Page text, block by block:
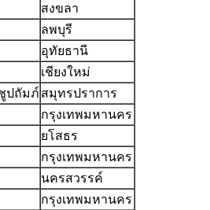
สงขลา
ลพบุรี
อุทัยธานี
เชียงใหม่
ปถัมภ์ สมุทรปราการ
กรุงเทพมหานคร
ยโสธร
กรุงเทพมหานคร
นครสวรรค์
กรุงเทพมหานคร